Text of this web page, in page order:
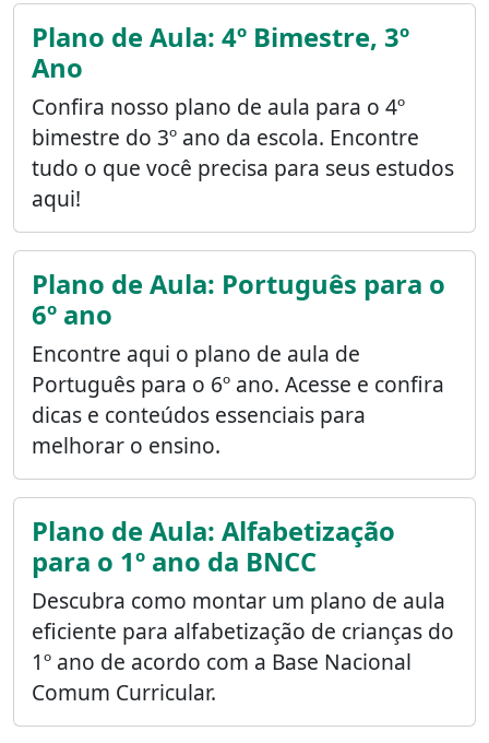
Plano de Aula: 4º Bimestre, 3º
Ano
Confira nosso plano de aula para o 4º
bimestre do 3º ano da escola. Encontre
tudo o que você precisa para seus estudos
aqui!
Plano de Aula: Português para o
6º ano
Encontre aqui o plano de aula de
Português para o 6º ano. Acesse e confira
dicas e conteúdos essenciais para
melhorar o ensino.
Plano de Aula: Alfabetização
para o 1º ano da BNCC
Descubra como montar um plano de aula
eficiente para alfabetização de crianças do
1º ano de acordo com a Base Nacional
Comum Curricular.